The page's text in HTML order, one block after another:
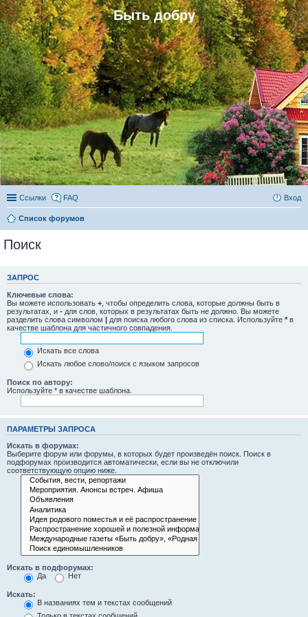
Быть добру
Ссылки FAQ Вход
Список форумов
Поиск
ЗАПРОС
Ключевые слова:
Вы можете использовать + , чтобы определить слова, которые должны быть в
результатах, и - для слов, которых в результатах быть не должно. Вы можете
разделить слова символом | для поиска любого слова из списка. Используйте * в
качестве шаблона для частичного совпадения.
Искать все слова
Искать любое слово/поиск с языком запросов
Поиск по автору:
Используйте * в качестве шаблона.
ПАРАМЕТРЫ ЗАПРОСА
Искать в форумах:
Выберите форум или форумы, в которых будет произведён поиск. Поиск в
подфорумах производится автоматически, если вы не отключили
соответствующую опцию ниже.
Искать в подфорумах:
Да
Нет
Искать:
В названиях тем и текстах сообщений